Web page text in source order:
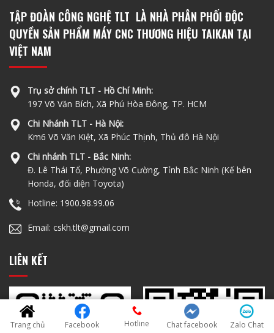
Trang chủ Facebook Hotline Chat facebook Zalo Chat
TẬP ĐOÀN CÔNG NGHỆ TLT LÀ NHÀ PHÂN PHỐI ĐỘC
QUYỀN SẢN PHẨM MÁY CNC THƯƠNG HIỆU TAIKAN TẠI
VIỆT NAM
Trụ sở chính TLT - Hồ Chí Minh:
197 Võ Văn Bích, Xã Phú Hòa Đông, TP. HCM
Chi Nhánh TLT - Hà Nội:
Km6 Võ Văn Kiệt, Xã Phúc Thịnh, Thủ đô Hà Nội
Chi nhánh TLT - Bắc Ninh:
Đ. Lê Thái Tổ, Phường Võ Cường, Tỉnh Bắc Ninh (Kế bên
Honda, đối diện Toyota)
Hotline: 1900.98.99.06
Email: cskh.tlt@gmail.com
LIÊN KẾT